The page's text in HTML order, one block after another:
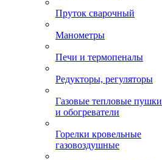
Пруток сварочный
Манометры
Печи и термопеналы
Редукторы, регуляторы
Газовые тепловые пушки
и обогреватели
Горелки кровельные
газовоздушные